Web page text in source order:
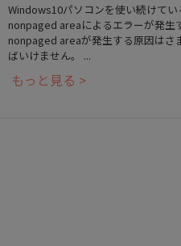
Windows10パソコンを使い続けて
nonpaged areaによるエラーが発
nonpaged areaが発生する原因はさ
ばいけません。 ...
もっと見る >